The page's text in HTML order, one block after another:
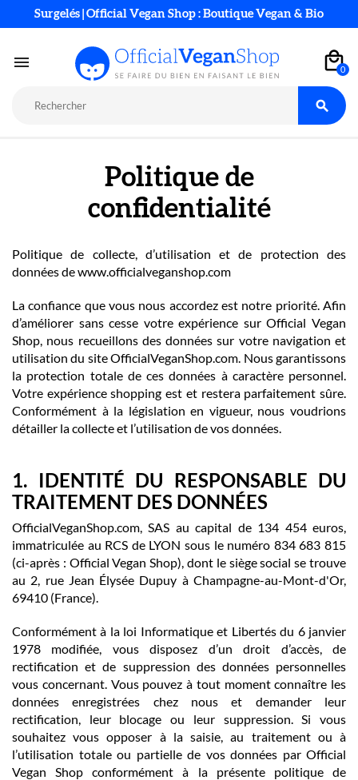
Surgelés | Official Vegan Shop : Boutique Vegan & Bio
 0

Politique de
confidentialité
Politique de collecte, d’utilisation et de protection des
données de www.officialveganshop.com
La confiance que vous nous accordez est notre priorité. Afin
d’améliorer sans cesse votre expérience sur Official Vegan
Shop, nous recueillons des données sur votre navigation et
utilisation du site OfficialVeganShop.com. Nous garantissons
la protection totale de ces données à caractère personnel.
Votre expérience shopping est et restera parfaitement sûre.
Conformément à la législation en vigueur, nous voudrions
détailler la collecte et l’utilisation de vos données.
1. IDENTITÉ DU RESPONSABLE DU
TRAITEMENT DES DONNÉES
OfficialVeganShop.com, SAS au capital de 134 454 euros,
immatriculée au RCS de LYON sous le numéro 834 683 815
(ci-après : Official Vegan Shop), dont le siège social se trouve
au 2, rue Jean Élysée Dupuy à Champagne-au-Mont-d'Or,
69410 (France).
Conformément à la loi Informatique et Libertés du 6 janvier
1978 modifiée, vous disposez d’un droit d’accès, de
rectification et de suppression des données personnelles
vous concernant. Vous pouvez à tout moment connaître les
données enregistrées chez nous et demander leur
rectification, leur blocage ou leur suppression. Si vous
souhaitez vous opposer à la saisie, au traitement ou à
l’utilisation totale ou partielle de vos données par Official
Vegan Shop conformément à la présente politique de